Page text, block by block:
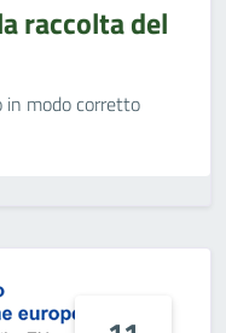
raccolta del
in modo corretto